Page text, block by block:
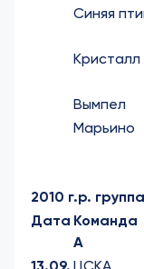
Синяя
Кристалл
Вымпел
Марьино
2010 г.р.
Дата Команда
А